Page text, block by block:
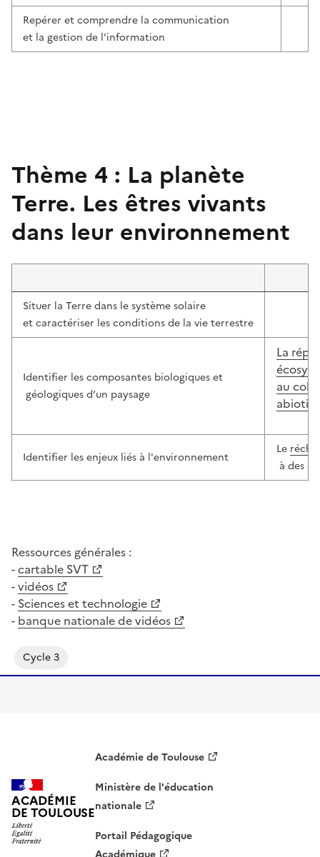
Repérer et comprendre la communication
et la gestion de l'information
Thème 4 : La planète
Terre. Les êtres vivants
dans leur environnement
Situer la Terre dans le système solaire
et caractériser les conditions de la vie terrestre
Identifier les composantes biologiques et
géologiques d’un paysage
La
au
Identifier les enjeux liés à l'environnement
Le
à des
Ressources générales :
-cartable SVT
-vidéos
- Sciences et technologie
- banque nationale de vidéos
Cycle 3
ACADÉMIE
DE TOULOUSE
Académie de Toulouse
Ministère de l'éducation
nationale
Portail Pédagogique